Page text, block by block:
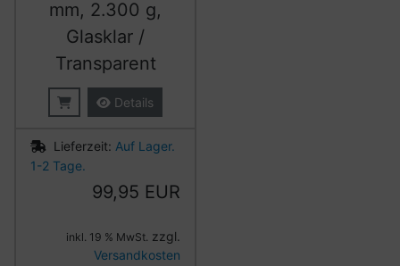
mm, 2.300 g,
Glasklar /
Transparent
Details
Lieferzeit: Auf Lager.
1-2 Tage.
99,95 EUR
inkl. 19 % MwSt. zzgl.
Versandkosten